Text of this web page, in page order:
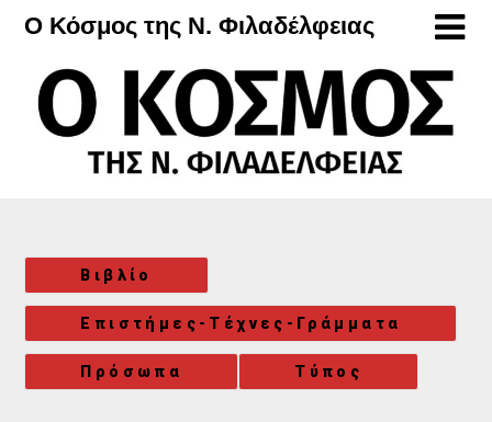
Μετάβαση
περιεχόμενο
Ο Κόσμος της Ν. Φιλαδέλφειας
Βιβλίο
Επιστήμες-Τέχνες-Γράμματα
Πρόσωπα Τύπος